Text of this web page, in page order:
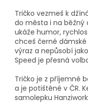
Tričko vezmeš k
do města i na běžný
ukáže humor,
chceš černé
výraz a nepůsobí
Speed je přesná
Tričko je z příjemné
a je potištěné v ČR.
samolepku